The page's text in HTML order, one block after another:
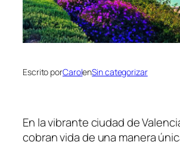
Escrito porCarolenSin categorizar
En la vibrante ciudad de
cobran vida de una manera